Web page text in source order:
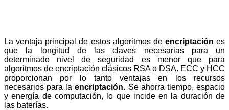
La ventaja principal de estos algoritmos de encriptación es
que la longitud de las claves necesarias para un
determinado nivel de seguridad es menor que para
algoritmos de encriptación clásicos RSA o DSA. ECC y HCC
proporcionan por lo tanto ventajas en los recursos
necesarios para laencriptación. Se ahorra tiempo, espacio
y energía de computación, lo que incide en la duración de
las baterías.